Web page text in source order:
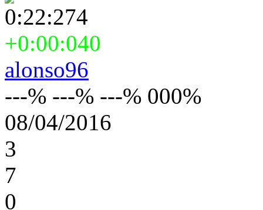
0:22:274
+0:00:040
alonso96
---% ---% ---% 000%
08/04/2016
3
7
0